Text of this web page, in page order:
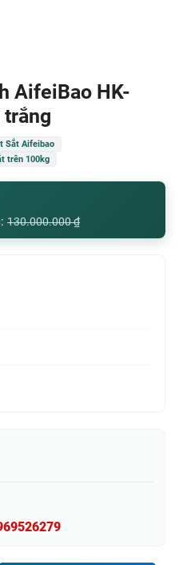
AifeiBao HK-
trắng
Sắt Aifeibao
trên 100kg
130.000.000₫